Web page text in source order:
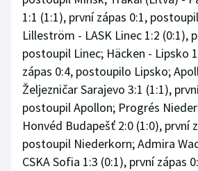
1:1 (1:1), první zápas 0:1,
Lilleström - LASK Linec 1:2 (0:1),
postoupil Linec; Häcken - Lipsko
zápas 0:4, postoupilo Lipsko;
Željezničar Sarajevo 3:1 (1:1),
postoupil Apollon; Progrés
Honvéd Budapešť 2:0 (1:0), první
postoupil Niederkorn; Admira
CSKA Sofia 1:3 (0:1), první zápas